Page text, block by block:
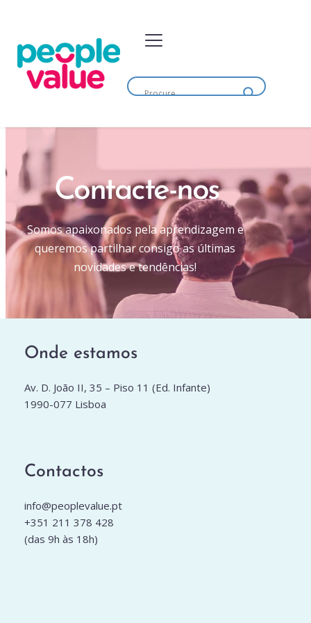
Contacte-nos
Somos apaixonados pela aprendizagem e
queremos partilhar consigo as últimas
novidades e tendências!
Onde estamos
Av. D. João II, 35 – Piso 11 (Ed. Infante)
1990-077 Lisboa
Contactos
info@peoplevalue.pt
+351 211 378 428
(das 9h às 18h)